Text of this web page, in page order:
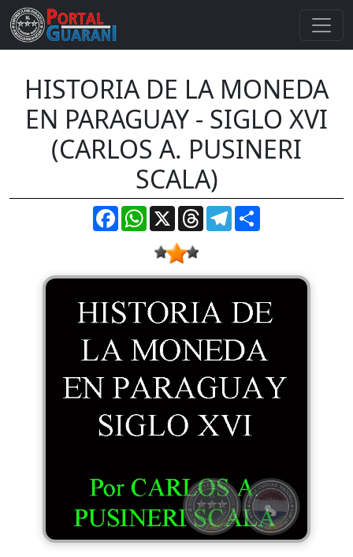
HISTORIA DE LA MONEDA
EN PARAGUAY - SIGLO XVI
(CARLOS A. PUSINERI
SCALA)
FacebookWhatsApp
X ThreadsTelegram